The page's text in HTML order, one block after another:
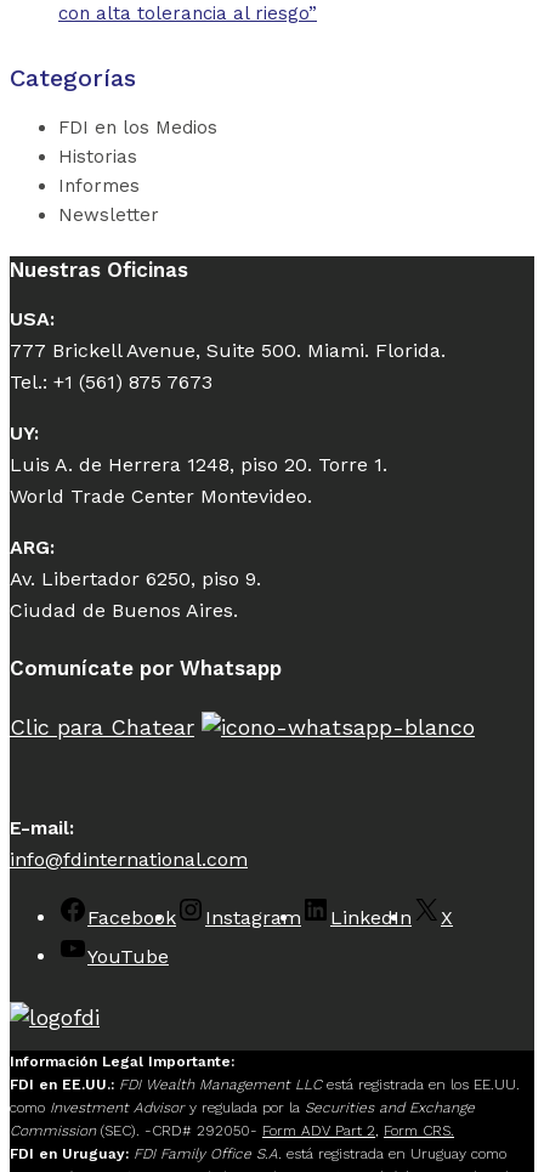
con alta tolerancia al riesgo”
Categorías
FDI en los Medios
Historias
Informes
Newsletter
Nuestras Oficinas
USA:
777 Brickell Avenue, Suite 500. Miami. Florida.
Tel.: +1 (561) 875 7673
UY:
Luis A. de Herrera 1248, piso 20. Torre 1.
World Trade Center Montevideo.
ARG:
Av. Libertador 6250, piso 9.
Ciudad de Buenos Aires.
Comunícate por Whatsapp
Clic para Chatear
E-mail:
info@fdinternational.com
Facebook Instagram LinkedIn
X
YouTube
Información Legal Importante:
FDI en EE.UU.: FDI Wealth Management LLCestá registrada en los EE.UU.
como Investment Advisory regulada por la Securities and Exchange
Commission(SEC). -CRD# 292050- Form ADV Part 2
Form CRS.
FDI en Uruguay: FDI Family Office S.A. está registrada en Uruguay como